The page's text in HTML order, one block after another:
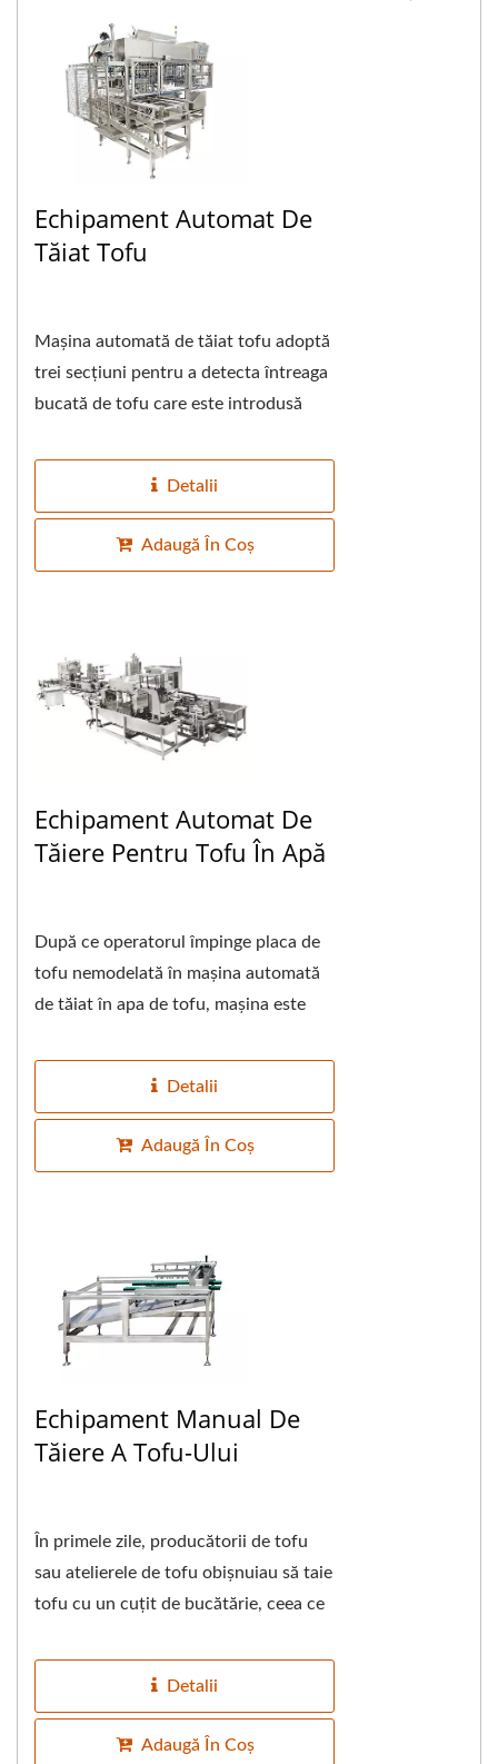
Echipament Automat De
Tăiat Tofu
Mașina automată de tăiat tofu adoptă
trei secțiuni pentru a detecta întreaga
bucată de tofu care este introdusă
Detalii
Adaugă În Coș
Echipament Automat De
Tăiere Pentru Tofu În Apă
După ce operatorul împinge placa de
tofu nemodelată în mașina automată
de tăiat în apa de tofu, mașina este
transportă...
Detalii
Adaugă În Coș
Echipament Manual De
Tăiere A Tofu-Ului
În primele zile, producătorii de tofu
sau atelierele de tofu obișnuiau să taie
tofu cu un cuțit de bucătărie, ceea ce
Detalii
Adaugă În Coș